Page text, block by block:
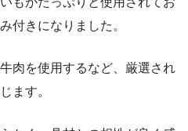
付きになりました。
肉を使用するなど、厳選され
ます。